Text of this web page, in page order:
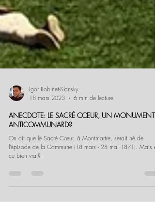
18 mars 2023
6 min de lecture
ANTICOMMUNARD?
On dit que le Sacré Cœur, à Montmartre, serait né de